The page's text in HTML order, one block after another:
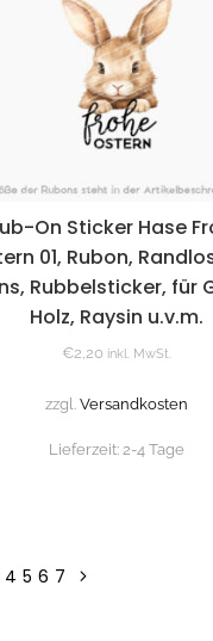
On Sticker Hase
01, Rubon,
Rubbelsticker, für
Holz, Raysin u.v.m.
€2,20 inkl. MwSt.
zzgl. Versandkosten
Lieferzeit: 2-4 Tage
4 5 6 7